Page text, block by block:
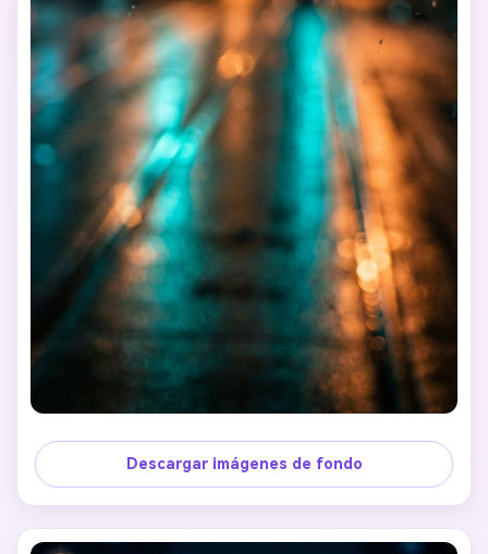
Descargar imágenes de fondo